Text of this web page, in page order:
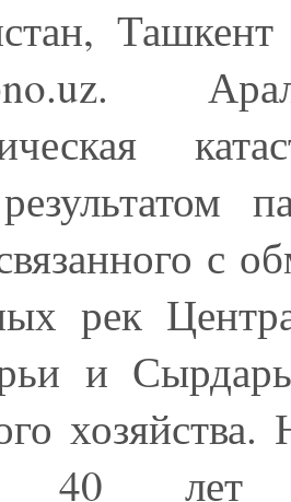
с
рек
и
40 лет